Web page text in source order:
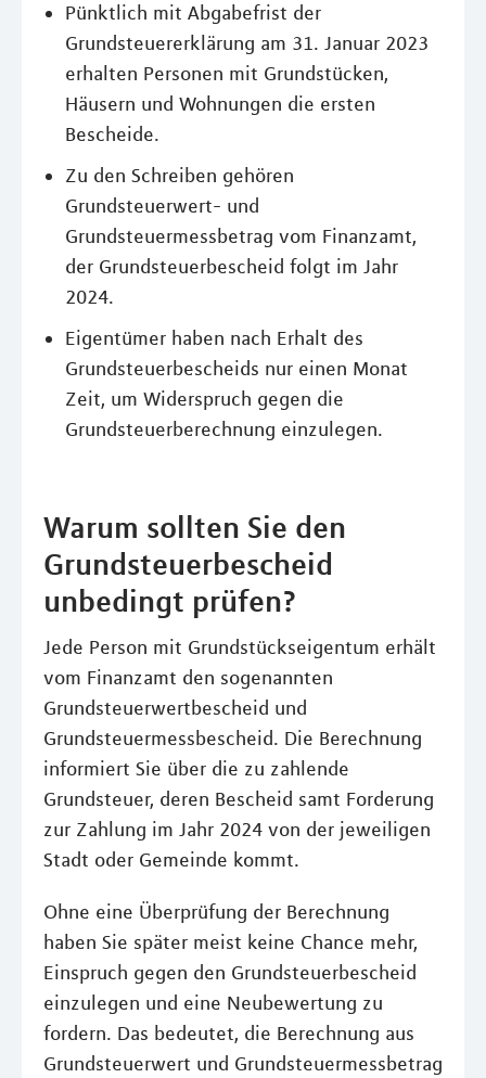
Pünktlich mit Abgabefrist der
Grundsteuererklärung am 31. Januar 2023
erhalten Personen mit Grundstücken,
Häusern und Wohnungen die ersten
Bescheide.
Zu den Schreiben gehören
Grundsteuerwert- und
Grundsteuermessbetrag vom Finanzamt,
der Grundsteuerbescheid folgt im Jahr
2024.
Eigentümer haben nach Erhalt des
Grundsteuerbescheids nur einen Monat
Zeit, um Widerspruch gegen die
Grundsteuerberechnung einzulegen.
Warum sollten Sie den
Grundsteuerbescheid
unbedingt prüfen?
Jede Person mit Grundstückseigentum erhält
vom Finanzamt den sogenannten
Grundsteuerwertbescheid und
Grundsteuermessbescheid. Die Berechnung
informiert Sie über die zu zahlende
Grundsteuer, deren Bescheid samt Forderung
zur Zahlung im Jahr 2024 von der jeweiligen
Stadt oder Gemeinde kommt.
Ohne eine Überprüfung der Berechnung
haben Sie später meist keine Chance mehr,
Einspruch gegen den Grundsteuerbescheid
einzulegen und eine Neubewertung zu
fordern. Das bedeutet, die Berechnung aus
Grundsteuerwert und Grundsteuermessbetrag